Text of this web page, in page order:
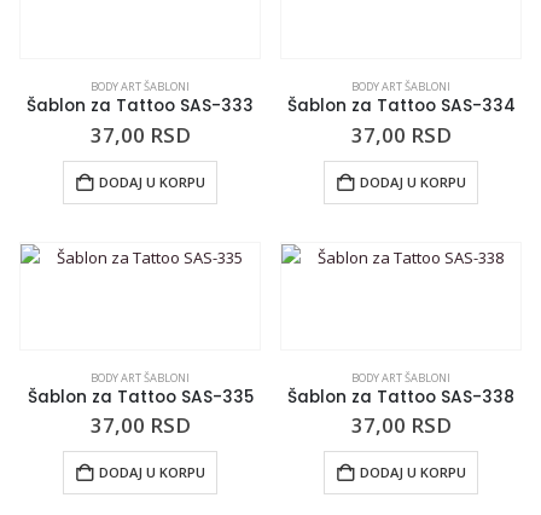
BODY ART ŠABLONI
Šablon za Tattoo SAS-333
37,00 RSD
DODAJ U KORPU
BODY ART ŠABLONI
Šablon za Tattoo SAS-334
37,00 RSD
DODAJ U KORPU
BODY ART ŠABLONI
Šablon za Tattoo SAS-335
37,00 RSD
DODAJ U KORPU
BODY ART ŠABLONI
Šablon za Tattoo SAS-338
37,00 RSD
DODAJ U KORPU